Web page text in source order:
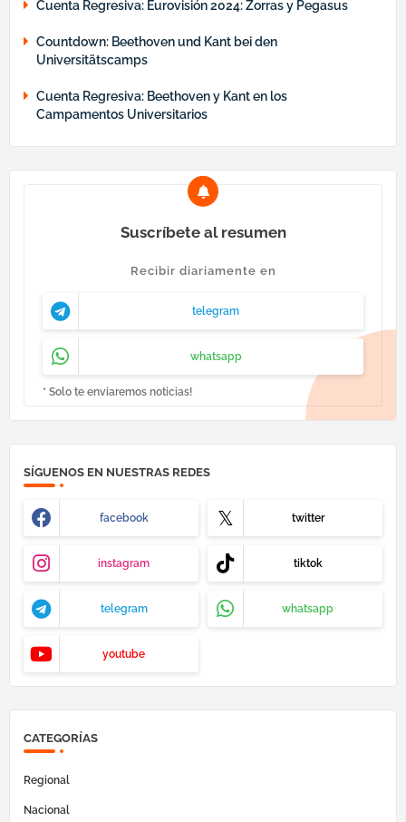
Cuenta Regresiva: Eurovisión 2024: Zorras y Pegasus
Countdown: Beethoven und Kant bei den
Universitätscamps
Cuenta Regresiva: Beethoven y Kant en los
Campamentos Universitarios
Suscríbete al resumen
Recibir diariamente en
telegram
whatsapp
* Solo te enviaremos noticias!
SÍGUENOS EN NUESTRAS REDES
facebook twitter
instagram tiktok
telegram whatsapp
youtube
CATEGORÍAS
Regional
Nacional